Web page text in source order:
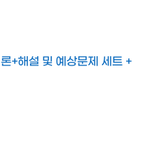
+해설 및 예상문제 세트 +